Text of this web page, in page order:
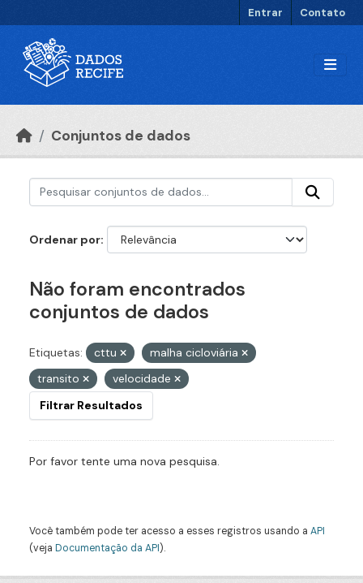
Entrar Contato
Conjuntos de dados
Ordenar por
Não foram encontrados
conjuntos de dados
Etiquetas: cttu
malha cicloviária
transito
velocidade
Filtrar Resultados
Por favor tente uma nova pesquisa.
Você também pode ter acesso a esses registros usando a API
(veja Documentação da API).